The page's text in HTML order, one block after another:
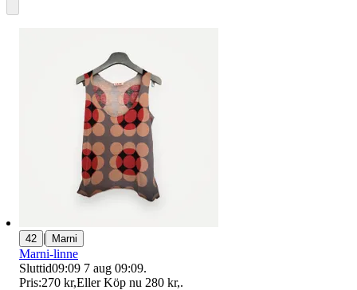
42 | Marni
Marni-linne
Sluttid09:09 7 aug 09:09.
Pris:270 kr,Eller Köp nu 280 kr,.